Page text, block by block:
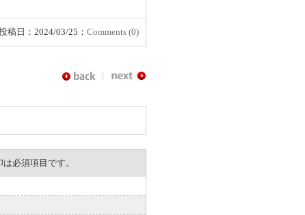
稿日：2024/03/25： Comments (0)
必須項目です。